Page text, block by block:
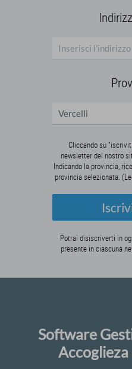
Cliccando su
newsletter del nostro
Indicando la provincia,
provincia selezionata.
Potrai disiscriverti in
presente in ciascuna
Software